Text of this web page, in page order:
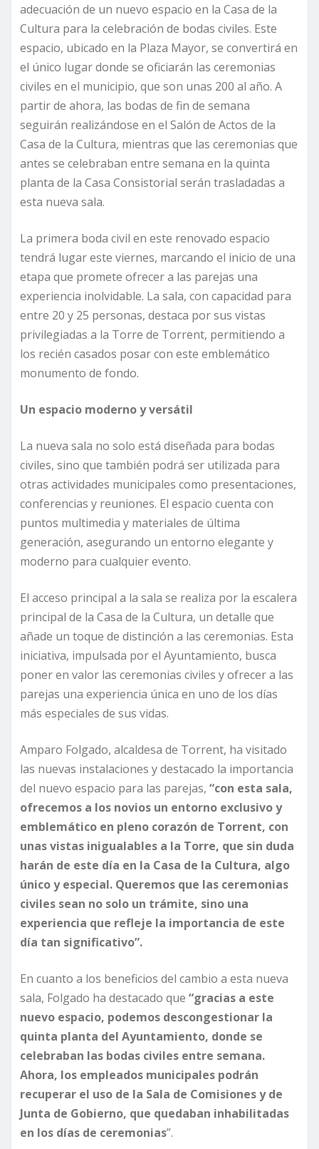
adecuación de un nuevo espacio en la Casa de la
Cultura para la celebración de bodas civiles. Este
espacio, ubicado en la Plaza Mayor, se convertirá en
el único lugar donde se oficiarán las ceremonias
civiles en el municipio, que son unas 200 al año. A
partir de ahora, las bodas de fin de semana
seguirán realizándose en el Salón de Actos de la
Casa de la Cultura, mientras que las ceremonias que
antes se celebraban entre semana en la quinta
planta de la Casa Consistorial serán trasladadas a
esta nueva sala.
La primera boda civil en este renovado espacio
tendrá lugar este viernes, marcando el inicio de una
etapa que promete ofrecer a las parejas una
experiencia inolvidable. La sala, con capacidad para
entre 20 y 25 personas, destaca por sus vistas
privilegiadas a la Torre de Torrent, permitiendo a
los recién casados posar con este emblemático
monumento de fondo.
Un espacio moderno y versátil
La nueva sala no solo está diseñada para bodas
civiles, sino que también podrá ser utilizada para
otras actividades municipales como presentaciones,
conferencias y reuniones. El espacio cuenta con
puntos multimedia y materiales de última
generación, asegurando un entorno elegante y
moderno para cualquier evento.
El acceso principal a la sala se realiza por la escalera
principal de la Casa de la Cultura, un detalle que
añade un toque de distinción a las ceremonias. Esta
iniciativa, impulsada por el Ayuntamiento, busca
poner en valor las ceremonias civiles y ofrecer a las
parejas una experiencia única en uno de los días
más especiales de sus vidas.
Amparo Folgado, alcaldesa de Torrent, ha visitado
las nuevas instalaciones y destacado la importancia
del nuevo espacio para las parejas, “con esta sala,
ofrecemos a los novios un entorno exclusivo y
emblemático en pleno corazón de Torrent, con
unas vistas inigualables a la Torre, que sin duda
harán de este día en la Casa de la Cultura, algo
único y especial. Queremos que las ceremonias
civiles sean no solo un trámite, sino una
experiencia que refleje la importancia de este
día tan significativo”.
En cuanto a los beneficios del cambio a esta nueva
sala, Folgado ha destacado que “gracias a este
nuevo espacio, podemos descongestionar la
quinta planta del Ayuntamiento, donde se
celebraban las bodas civiles entre semana.
Ahora, los empleados municipales podrán
recuperar el uso de la Sala de Comisiones y de
Junta de Gobierno, que quedaban inhabilitadas
en los días de ceremonias”.